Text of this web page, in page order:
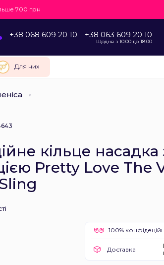
700 грн
+38 068 609 20 10 +38 063 609 20 10
Щодня з 10:00 до 18:00
Для них
кільце насадка
Pretty Love The
100%
Доставка